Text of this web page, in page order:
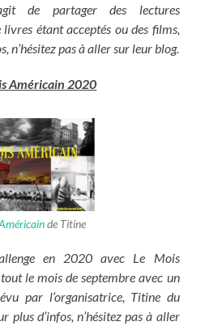
de partager des lectures
étant acceptés ou des films,
n’hésitez pas à aller sur leur blog.
Américain 2020
de Titine
en 2020 avec Le Mois
le mois de septembre avec un
par l’organisatrice, Titine du
plus d’infos, n’hésitez pas à aller